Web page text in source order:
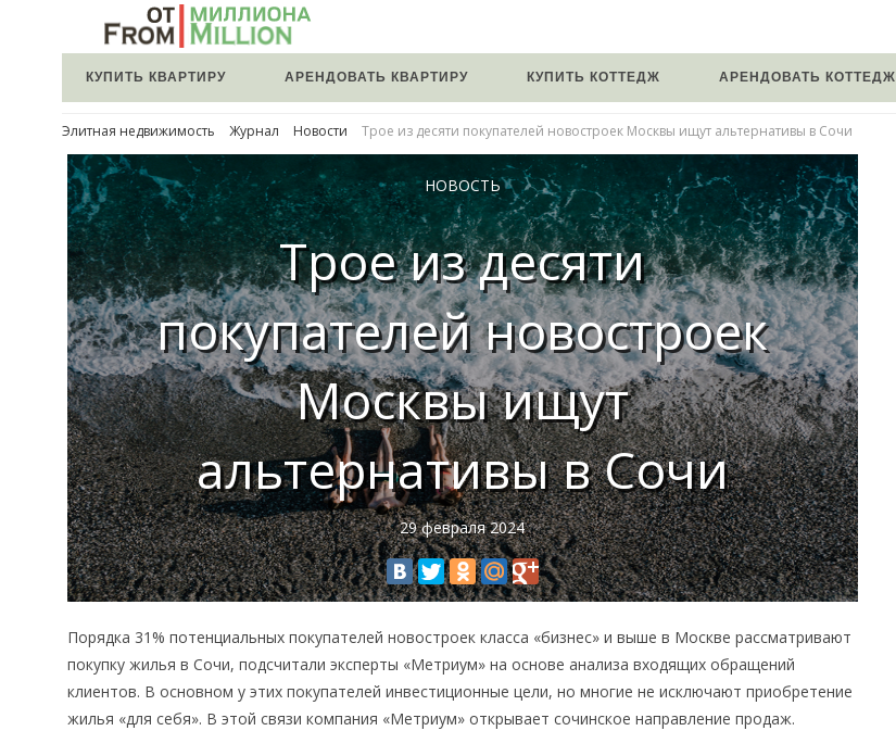
КУПИТЬ КВАРТИРУ АРЕНДОВАТЬ КВАРТИРУ КУПИТЬ КОТТЕДЖ АРЕНДОВАТЬ КОТТЕДЖ
Элитная недвижимость Журнал Новости Трое из десяти покупателей новостроек Москвы ищут альтернативы в Сочи
НОВОСТЬ
Трое из десяти
покупателей новостроек
Москвы ищут
альтернативы в Сочи
29 февраля 2024
Порядка 31% потенциальных покупателей новостроек класса «бизнес» и выше в Москве рассматривают
покупку жилья в Сочи, подсчитали эксперты «Метриум» на основе анализа входящих обращений
клиентов. В основном у этих покупателей инвестиционные цели, но многие не исключают приобретение
жилья «для себя». В этой связи компания «Метриум» открывает сочинское направление продаж.